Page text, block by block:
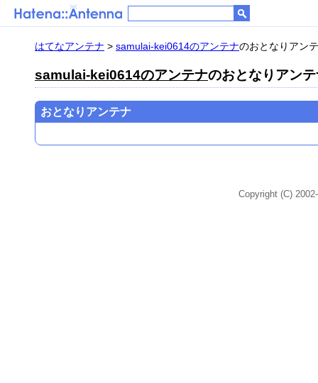
はてなアンテナ > samulai-kei0614のアンテナのおとなりアン
samulai-kei0614のアンテナのおとなりアン
おとなりアンテナ
Copyright (C)